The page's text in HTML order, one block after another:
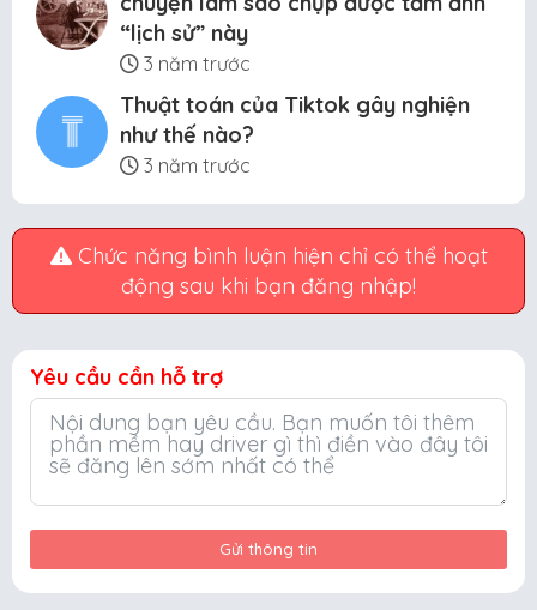
“lịch sử” này
3 năm trước
Thuật toán của Tiktok gây nghiện
như thế nào?
3 năm trước
Chức năng bình luận hiện chỉ có thể hoạt
động sau khi bạn đăng nhập!
Yêu cầu cần hỗ trợ
Gửi thông tin